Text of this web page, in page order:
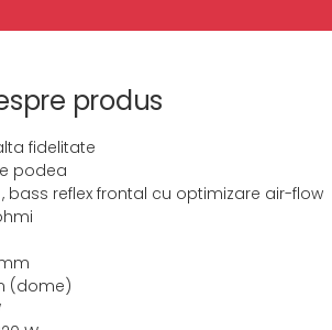
produs
fidelitate
podea
bass reflex frontal cu optimizare air-flow
(dome)